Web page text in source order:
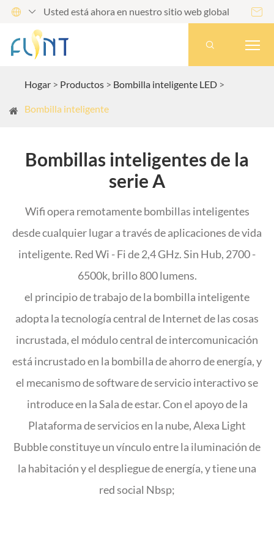
  Usted está ahora en nuestro sitio web global 

Hogar Productos Bombilla inteligente LED
Bombilla inteligente
Bombillas inteligentes de la
serie A
Wifi opera remotamente bombillas inteligentes
desde cualquier lugar a través de aplicaciones de vida
inteligente. Red Wi - Fi de 2,4 GHz. Sin Hub, 2700 -
6500k, brillo 800 lumens.
el principio de trabajo de la bombilla inteligente
adopta la tecnología central de Internet de las cosas
incrustada, el módulo central de intercomunicación
está incrustado en la bombilla de ahorro de energía, y
el mecanismo de software de servicio interactivo se
introduce en la Sala de estar. Con el apoyo de la
Plataforma de servicios en la nube, Alexa Light
Bubble constituye un vínculo entre la iluminación de
la habitación y el despliegue de energía, y tiene una
red social Nbsp;